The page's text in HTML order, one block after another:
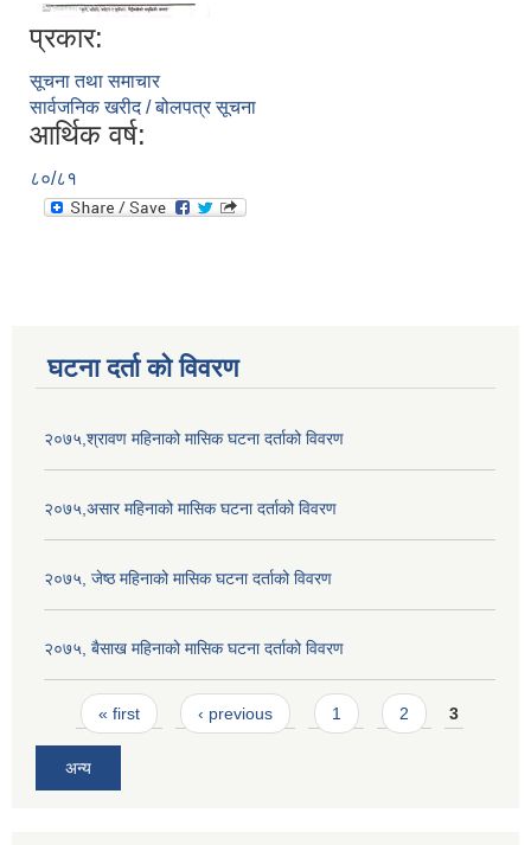
प्रकार:
सूचना तथा समाचार
सार्वजनिक खरीद / बोलपत्र सूचना
आर्थिक वर्ष:
८०/८१
घटना दर्ता को विवरण
२०७५,श्रावण महिनाको मासिक घटना दर्ताको विवरण
२०७५,असार महिनाको मासिक घटना दर्ताको विवरण
२०७५, जेष्ठ महिनाको मासिक घटना दर्ताको विवरण
२०७५, बैसाख महिनाको मासिक घटना दर्ताको विवरण
Pages
« first ‹ previous 1 2 3
अन्य